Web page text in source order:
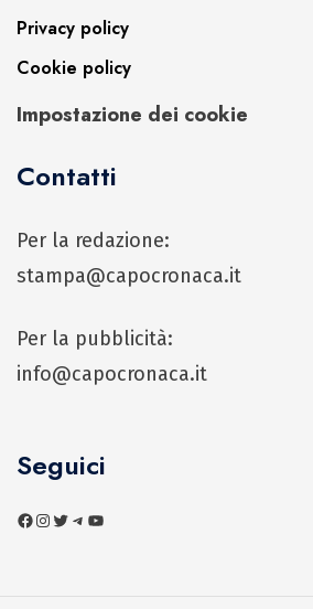
Privacy policy
Cookie policy
Impostazione dei cookie
Contatti
Per la redazione:
stampa@capocronaca.it
Per la pubblicità:
info@capocronaca.it
Seguici